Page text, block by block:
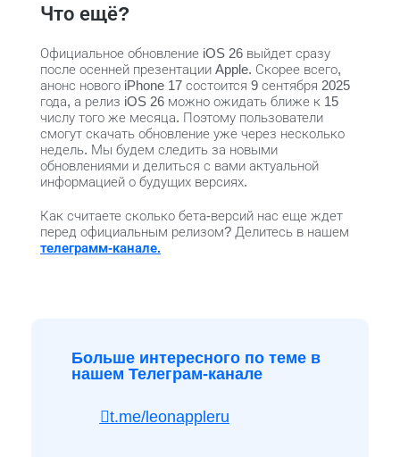
Что ещё?
Официальное обновление iOS 26 выйдет сразу
после осенней презентации Apple. Скорее всего,
анонс нового iPhone 17 состоится 9 сентября 2025
года, а релиз iOS 26 можно ожидать ближе к 15
числу того же месяца. Поэтому пользователи
смогут скачать обновление уже через несколько
недель. Мы будем следить за новыми
обновлениями и делиться с вами актуальной
информацией о будущих версиях.
Как считаете сколько бета-версий нас еще ждет
перед официальным релизом? Делитесь в нашем
телеграмм-канале.
Больше интересного по теме в
нашем Телеграм-канале
t.me/leonappleru